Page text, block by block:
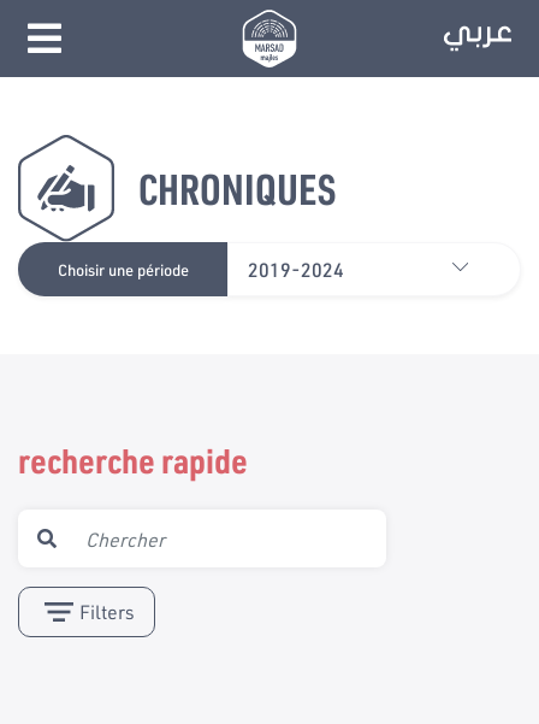
CHRONIQUES
Choisir une période 2019-2024
recherche rapide
Filters